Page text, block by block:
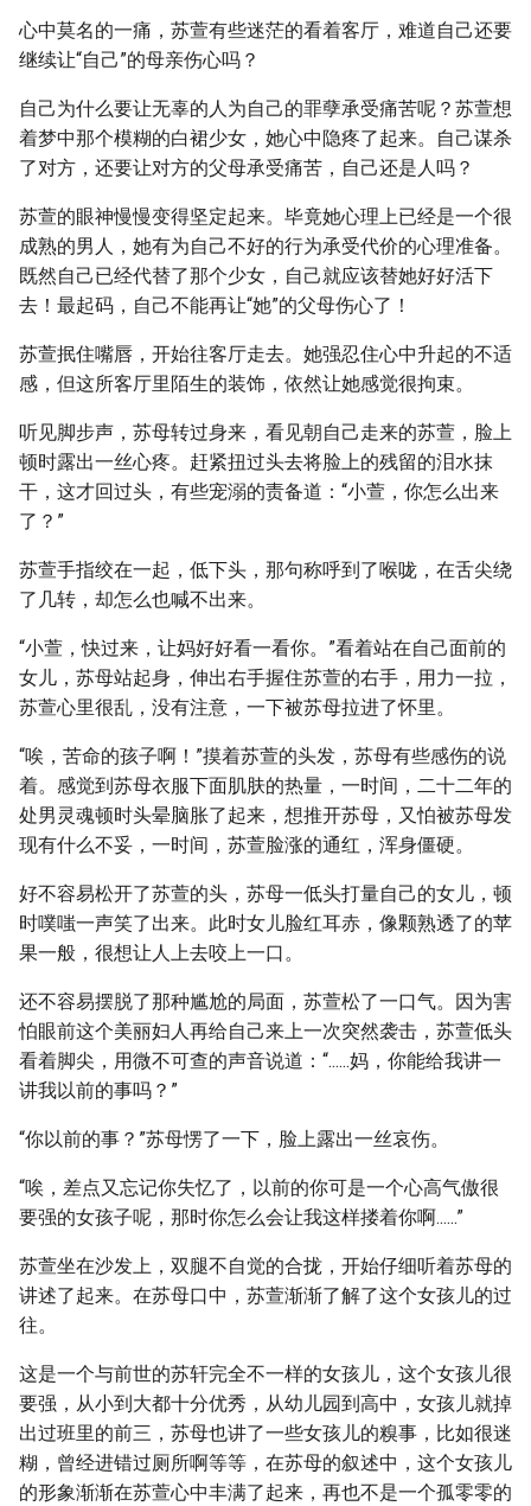
心中莫名的一痛，苏萱有些迷茫的看着客厅，难道自己还要
继续让“自己”的母亲伤心吗？
自己为什么要让无辜的人为自己的罪孽承受痛苦呢？苏萱想
着梦中那个模糊的白裙少女，她心中隐疼了起来。自己谋杀
了对方，还要让对方的父母承受痛苦，自己还是人吗？
苏萱的眼神慢慢变得坚定起来。毕竟她心理上已经是一个很
成熟的男人，她有为自己不好的行为承受代价的心理准备。
既然自己已经代替了那个少女，自己就应该替她好好活下
去！最起码，自己不能再让“她”的父母伤心了！
苏萱抿住嘴唇，开始往客厅走去。她强忍住心中升起的不适
感，但这所客厅里陌生的装饰，依然让她感觉很拘束。
听见脚步声，苏母转过身来，看见朝自己走来的苏萱，脸上
顿时露出一丝心疼。赶紧扭过头去将脸上的残留的泪水抹
干，这才回过头，有些宠溺的责备道：“小萱，你怎么出来
了？”
苏萱手指绞在一起，低下头，那句称呼到了喉咙，在舌尖绕
了几转，却怎么也喊不出来。
“小萱，快过来，让妈好好看一看你。”看着站在自己面前的
女儿，苏母站起身，伸出右手握住苏萱的右手，用力一拉，
苏萱心里很乱，没有注意，一下被苏母拉进了怀里。
“唉，苦命的孩子啊！”摸着苏萱的头发，苏母有些感伤的说
着。感觉到苏母衣服下面肌肤的热量，一时间，二十二年的
处男灵魂顿时头晕脑胀了起来，想推开苏母，又怕被苏母发
现有什么不妥，一时间，苏萱脸涨的通红，浑身僵硬。
好不容易松开了苏萱的头，苏母一低头打量自己的女儿，顿
时噗嗤一声笑了出来。此时女儿脸红耳赤，像颗熟透了的苹
果一般，很想让人上去咬上一口。
还不容易摆脱了那种尴尬的局面，苏萱松了一口气。因为害
怕眼前这个美丽妇人再给自己来上一次突然袭击，苏萱低头
看着脚尖，用微不可查的声音说道：“......妈，你能给我讲一
讲我以前的事吗？”
“你以前的事？”苏母愣了一下，脸上露出一丝哀伤。
“唉，差点又忘记你失忆了，以前的你可是一个心高气傲很
要强的女孩子呢，那时你怎么会让我这样搂着你啊......”
苏萱坐在沙发上，双腿不自觉的合拢，开始仔细听着苏母的
讲述了起来。在苏母口中，苏萱渐渐了解了这个女孩儿的过
往。
这是一个与前世的苏轩完全不一样的女孩儿，这个女孩儿很
要强，从小到大都十分优秀，从幼儿园到高中，女孩儿就掉
出过班里的前三，苏母也讲了一些女孩儿的糗事，比如很迷
糊，曾经进错过厕所啊等等，在苏母的叙述中，这个女孩儿
的形象渐渐在苏萱心中丰满了起来，再也不是一个孤零零的